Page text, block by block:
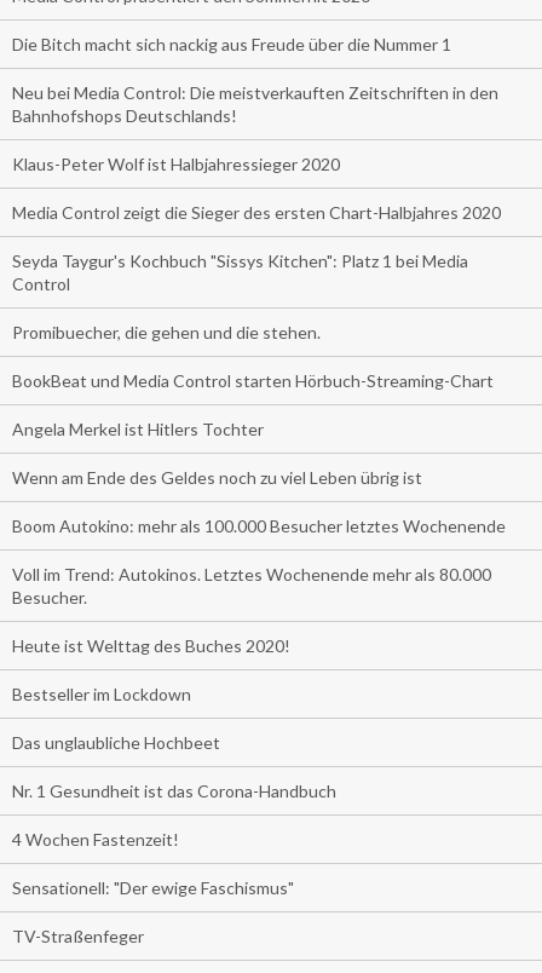
Die Bitch macht sich nackig aus Freude über die Nummer 1
Neu bei Media Control: Die meistverkauften Zeitschriften in den
Bahnhofshops Deutschlands!
Klaus-Peter Wolf ist Halbjahressieger 2020
Media Control zeigt die Sieger des ersten Chart-Halbjahres 2020
Seyda Taygur's Kochbuch "Sissys Kitchen": Platz 1 bei Media
Control
Promibuecher, die gehen und die stehen.
BookBeat und Media Control starten Hörbuch-Streaming-Chart
Angela Merkel ist Hitlers Tochter
Wenn am Ende des Geldes noch zu viel Leben übrig ist
Boom Autokino: mehr als 100.000 Besucher letztes Wochenende
Voll im Trend: Autokinos. Letztes Wochenende mehr als 80.000
Besucher.
Heute ist Welttag des Buches 2020!
Bestseller im Lockdown
Das unglaubliche Hochbeet
Nr. 1 Gesundheit ist das Corona-Handbuch
4 Wochen Fastenzeit!
Sensationell: "Der ewige Faschismus"
TV-Straßenfeger